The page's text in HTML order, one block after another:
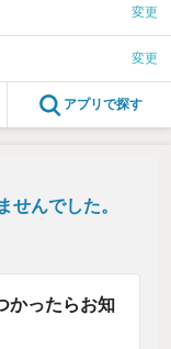
変更
変更
アプリで探す
せんでした。
かったらお知